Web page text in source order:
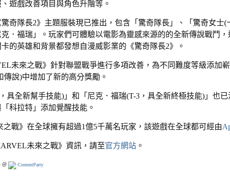
遊戲改善項目與角色升階等。
奇隊長2》主題服裝現已推出，包含「驚奇隊長」、「驚奇女士
．福瑞」。玩家們可體驗以電影為靈感來源的的全新傳說戰鬥
的英雄和背景都發想自漫威影業的《驚奇隊長2》。
未來之戰》針對聯盟戰爭進行多項改善，為不同難度等級添加
傳說)中增加了新的高分獎勵。
，具全新幫手技能)」和「尼克．福瑞(T-3，具全新終極技能)」也
「科拉特」添加覺醒技能。
之戰》在全球擁有超過1億5千萬名玩家，該遊戲在全球都可經由
未來之戰》資訊，請至官方網站 。
＠ ContentParty